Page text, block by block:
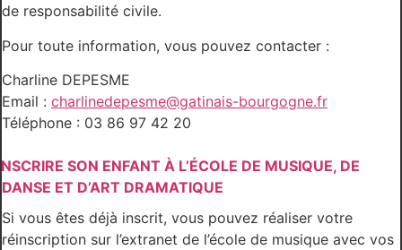
de responsabilité civile.
Pour toute information, vous pouvez contacter :
Charline DEPESME
Email : charlinedepesme@gatinais-bourgogne.fr
Téléphone : 03 86 97 42 20
SON ENFANT À L’ÉCOLE DE MUSIQUE, DE
DANSE ET D’ART DRAMATIQUE
Si vous êtes déjà inscrit, vous pouvez réaliser votre
réinscription sur l’extranet de l’école de musique avec vos